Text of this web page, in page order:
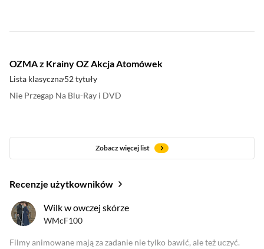
OZMA z Krainy OZ Akcja Atomówek
Lista klasyczna52 tytuły
Nie Przegap Na Blu-Ray i DVD
Zobacz więcej list
oceny krytyków
Zobacz oceny krytyków
Recenzje użytkowników
Wilk w owczej skórze
WMcF100
Filmy animowane mają za zadanie nie tylko bawić, ale też uczyć.